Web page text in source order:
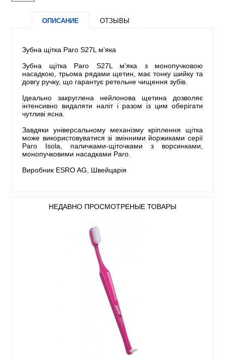
ОПИСАНИЕ ОТЗЫВЫ
Зубна щітка Paro S27L м'яка
Зубна щітка Paro S27L м'яка з монопучковою
насадкою, трьома рядами щетин, має тонку шийку та
довгу ручку, що гарантує ретельне чищення зубів.
Ідеально закруглена нейлонова щетина дозволяє
інтенсивно видаляти наліт і разом із цим оберігати
чутливі ясна.
Завдяки універсальному механізму кріплення щітка
може використовуватися зі змінними йоржиками серії
Paro Isola, паличками-щіточками з ворсинками,
монопучковими насадками Paro.
Виробник ESRO AG, Швейцарія
НЕДАВНО ПРОСМОТРЕНЫЕ ТОВАРЫ